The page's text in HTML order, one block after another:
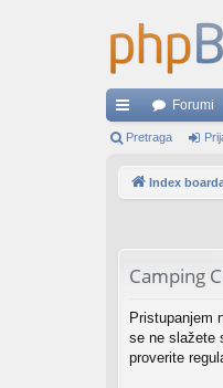
rzi
Forumi
Pretraga
Index
Camping
Pristupanjem
se ne slažete
proverite